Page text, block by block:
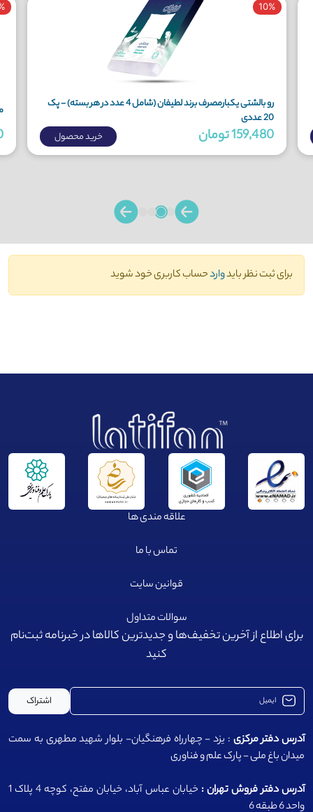
رو بالشتی یکبارمصرف برند لطیفان (شامل 4 عدد در هر بسته) - پک
20 عددی
10%
159,480 تومان خرید محصول
برای ثبت نظر بایدواردحساب کاربری خود شوید
علاقه مندی ها
تماس با ما
قوانین سایت
سوالات متداول
برای اطلاع از آخرین تخفیف‌ها و جدیدترین کالا‌ها در خبرنامه ثبت‌نام
کنید
اشتراک
آدرس دفتر مرکزی : یزد - چهارراه فرهنگیان- بلوار شهید مطهری به سمت
میدان باغ ملی - پارک علم و فناوری
آدرس دفتر فروش تهران :
خیابان عباس آباد، خیابان مفتح، کوچه 4 پلاک 1
واحد 6 طبقه 6